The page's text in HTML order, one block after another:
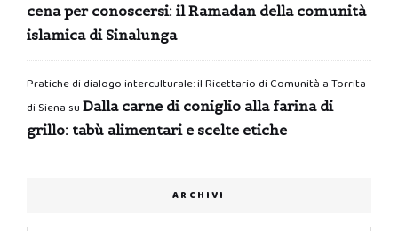
cena per conoscersi: il Ramadan della comunità
islamica di Sinalunga
Pratiche di dialogo interculturale: il Ricettario di Comunità a Torrita
di Siena su Dalla carne di coniglio alla farina di
grillo: tabù alimentari e scelte etiche
ARCHIVI